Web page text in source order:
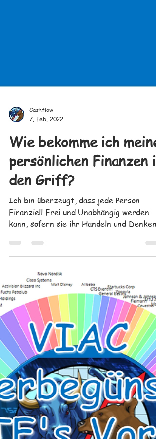
7. Feb. 2022
Wie bekomme ich meine
persönlichen Finanzen in
den Griff?
Ich bin überzeugt, dass jede Person
Finanziell Frei und Unabhängig werden
kann, sofern sie ihr Handeln und Denken